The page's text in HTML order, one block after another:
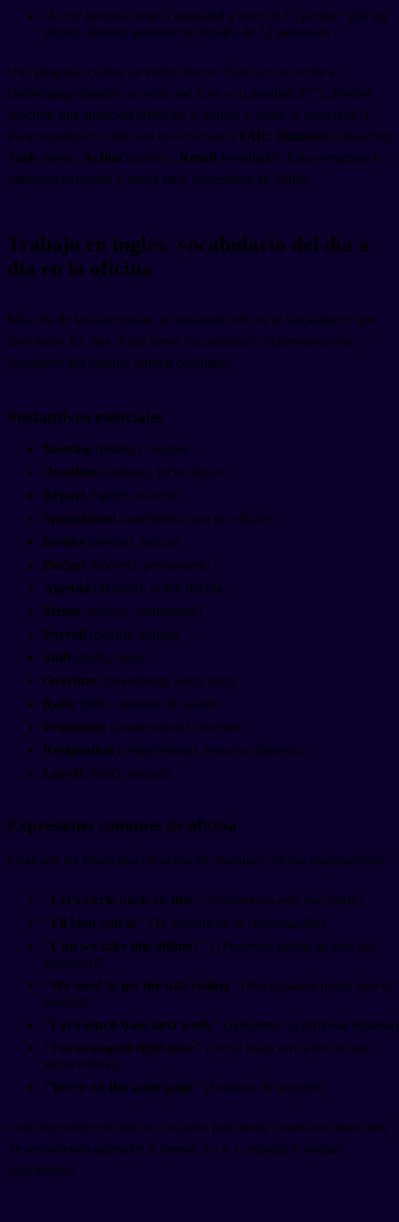
"In my previous role, I managed a team of 12 people" (En mi
puesto anterior, gestioné un equipo de 12 personas)
Una pregunta clásica de entrevista es: "Can you describe a
challenging situation at work and how you handled it?" (¿Puedes
describir una situación difícil en el trabajo y cómo la manejaste?).
Para responderla bien, usa la estructura STAR : Situation (situación),
Task (tarea), Action (acción), Result (resultado). Esta estructura te
mantiene enfocado y suena muy profesional en inglés.
Trabajo en inglés: vocabulario del día a
día en la oficina
Más allá de las entrevistas, el verdadero reto es el vocabulario que
usas todos los días. Aquí tienes las palabras y expresiones más
frecuentes del entorno laboral cotidiano:
Sustantivos esenciales
Meeting (míting), reunión
Deadline (dédlain), fecha límite
Report (ripórt), informe
Spreadsheet (sprédshit), hoja de cálculo
Invoice (ínvois), factura
Budget (bádyet), presupuesto
Agenda (ayénda), orden del día
Memo (mémo), memorando
Payroll (péirol), nómina
Shift (shift), turno
Overtime (óuvertaim), horas extra
Raise (réis), aumento de sueldo
Promotion (promóushon), ascenso
Resignation (résignéishon), renuncia/dimisión
Layoff (léiof), despido
Expresiones comunes de oficina
Estas son las frases que escuchas en cualquier oficina angloparlante:
"Let's circle back on this" (Volvamos a esto más tarde)
"I'll loop you in" (Te incluiré en la conversación)
"Can we take this offline?" (¿Podemos hablar de esto por
separado?)
"We need to get the ball rolling" (Necesitamos poner esto en
marcha)
"Let's touch base next week" (Hablemos la próxima semana)
"I'm swamped right now" (Estoy hasta arriba de trabajo
ahora mismo)
"We're on the same page" (Estamos de acuerdo)
Cada expresión de estas es oro puro para sonar natural en reuniones.
Te recomiendo aprender al menos 3 o 4 y empezar a usarlas
activamente.